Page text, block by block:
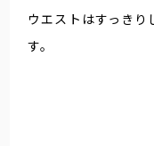
ウエストはすっき
す。